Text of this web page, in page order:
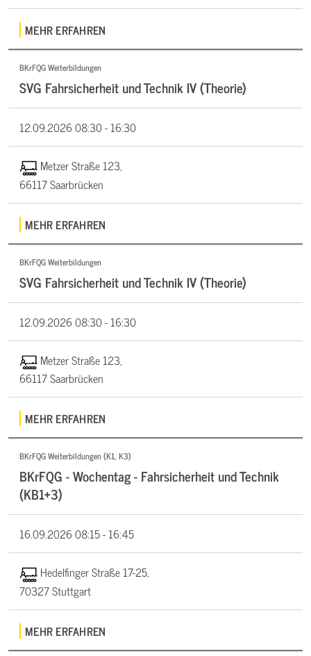
MEHR ERFAHREN
BKrFQG Weiterbildungen
SVG Fahrsicherheit und Technik IV (Theorie)
12.09.202608:30 - 16:30
Metzer Straße 123,
66117 Saarbrücken
MEHR ERFAHREN
BKrFQG Weiterbildungen
SVG Fahrsicherheit und Technik IV (Theorie)
12.09.202608:30 - 16:30
Metzer Straße 123,
66117 Saarbrücken
MEHR ERFAHREN
BKrFQG Weiterbildungen (K1, K3)
BKrFQG - Wochentag - Fahrsicherheit und Technik
(KB1+3)
16.09.202608:15 - 16:45
Hedelfinger Straße 17-25,
70327 Stuttgart
MEHR ERFAHREN